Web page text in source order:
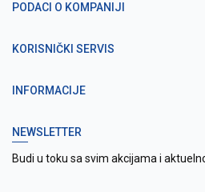
PODACI O KOMPANIJI
KORISNIČKI SERVIS
INFORMACIJE
NEWSLETTER
Budi u toku sa svim akcijama i